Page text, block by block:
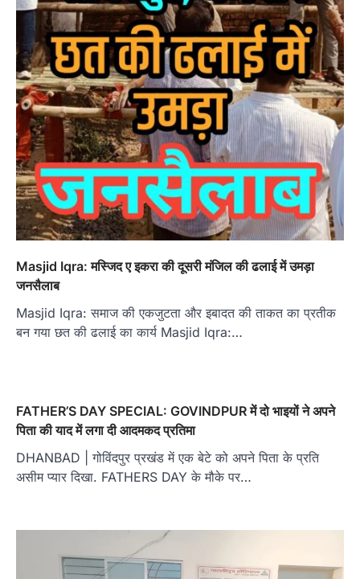
Masjid Iqra: मस्जिद ए इकरा की दूसरी मंजिल की ढलाई में उमड़ा
जनसैलाब
Masjid Iqra: समाज की एकजुटता और इबादत की ताकत का प्रतीक
बन गया छत की ढलाई का कार्य Masjid Iqra:…
FATHER’S DAY SPECIAL: GOVINDPUR में दो भाइयों ने अपने
पिता की याद में लगा दी आदमकद प्रतिमा
DHANBAD | गोविंदपुर प्रखंड में एक बेटे को अपने पिता के प्रति
असीम प्यार दिखा. FATHERS DAY के मौके पर…